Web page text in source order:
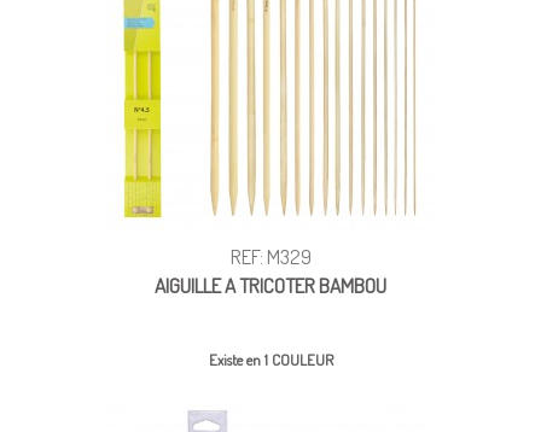
REF: M329
AIGUILLE A TRICOTER BAMBOU
Existe en 1 COULEUR